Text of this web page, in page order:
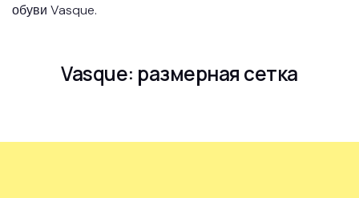
обуви Vasque.
Vasque: размерная сетка